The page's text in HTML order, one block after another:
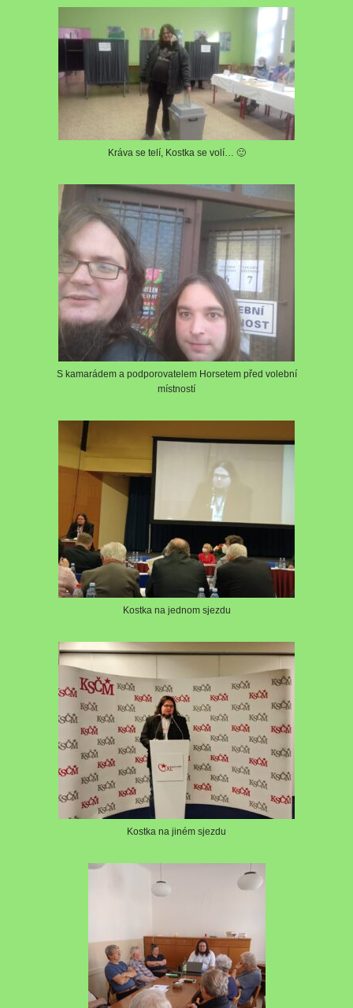
Kráva se telí, Kostka se volí… 🙂
S kamarádem a podporovatelem Horsetem před volební
místností
Kostka na jednom sjezdu
Kostka na jiném sjezdu